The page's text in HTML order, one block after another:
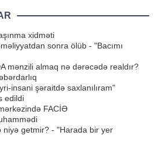
xidməti
sonra ölüb - "Bacımı
mənzili almaq nə dərəcədə realdır?
insani şəraitdə saxlanılıram"
edildi
FACİƏ
niyə getmir? - "Harada bir yer